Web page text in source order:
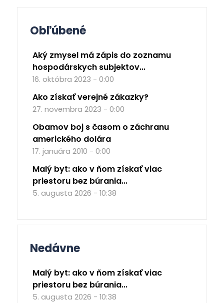
Obľúbené
Aký zmysel má zápis do zoznamu
hospodárskych subjektov...
16. októbra 2023 - 0:00
Ako získať verejné zákazky?
27. novembra 2023 - 0:00
Obamov boj s časom o záchranu
amerického dolára
17. januára 2010 - 0:00
Malý byt: ako v ňom získať viac
priestoru bez búrania...
5. augusta 2026 - 10:38
Nedávne
Malý byt: ako v ňom získať viac
priestoru bez búrania...
5. augusta 2026 - 10:38